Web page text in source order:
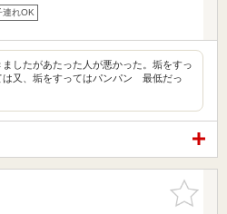
連れOK
したがあたった人が悪かった。垢をすっ
は又、垢をすってはパンパン 最低だっ
お気に入
りに追加